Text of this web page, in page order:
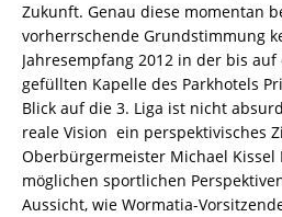
Zukunft. Genau diese momentan
vorherrschende Grundstimmung
Jahresempfang 2012 in der bis
gefüllten Kapelle des Parkhotels
Blick auf die 3. Liga ist nicht
reale Vision  ein perspektivisches
Oberbürgermeister Michael
möglichen sportlichen
Aussicht, wie Wormatia-